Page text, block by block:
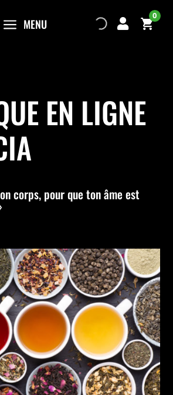
a MENU 
0
EN LIGNE
corps, pour que ton âme est